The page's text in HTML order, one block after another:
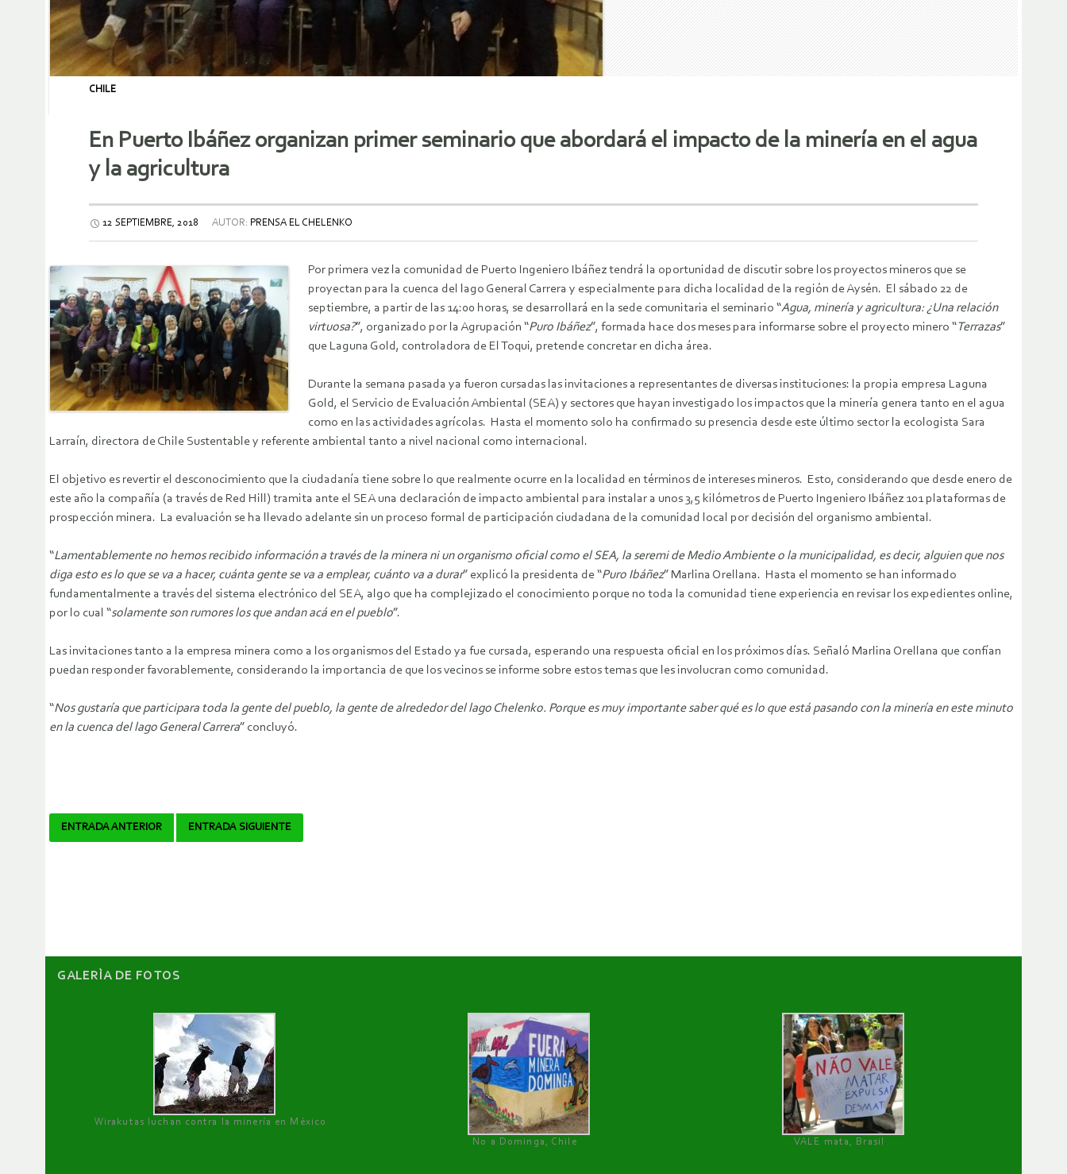
CHILE
En Puerto Ibáñez organizan primer seminario que abordará el impacto de la minería en el agua
y la agricultura
12 SEPTIEMBRE, 2018 AUTOR: PRENSA EL CHELENKO
Por primera vez la comunidad de Puerto Ingeniero Ibáñez tendrá la oportunidad de discutir sobre los proyectos mineros que se
proyectan para la cuenca del lago General Carrera y especialmente para dicha localidad de la región de Aysén. El sábado 22 de
septiembre, a partir de las 14:00 horas, se desarrollará en la sede comunitaria el seminario “Agua, minería y agricultura: ¿Una relación
virtuosa?”, organizado por la Agrupación “Puro Ibáñez”, formada hace dos meses para informarse sobre el proyecto minero “Terrazas”
que Laguna Gold, controladora de El Toqui, pretende concretar en dicha área.
Durante la semana pasada ya fueron cursadas las invitaciones a representantes de diversas instituciones: la propia empresa Laguna
Gold, el Servicio de Evaluación Ambiental (SEA) y sectores que hayan investigado los impactos que la minería genera tanto en el agua
como en las actividades agrícolas. Hasta el momento solo ha confirmado su presencia desde este último sector la ecologista Sara
Larraín, directora de Chile Sustentable y referente ambiental tanto a nivel nacional como internacional.
El objetivo es revertir el desconocimiento que la ciudadanía tiene sobre lo que realmente ocurre en la localidad en términos de intereses mineros. Esto, considerando que desde enero de
este año la compañía (a través de Red Hill) tramita ante el SEA una declaración de impacto ambiental para instalar a unos 3,5 kilómetros de Puerto Ingeniero Ibáñez 101 plataformas de
prospección minera. La evaluación se ha llevado adelante sin un proceso formal de participación ciudadana de la comunidad local por decisión del organismo ambiental.
“Lamentablemente no hemos recibido información a través de la minera ni un organismo oficial como el SEA, la seremi de Medio Ambiente o la municipalidad, es decir, alguienque nos
diga esto es lo que se va a hacer, cuánta gente se va a emplear, cuánto va a durar” explicó la presidenta de “Puro Ibáñez” Marlina Orellana. Hasta el momento se han informado
fundamentalmente a través del sistema electrónico del SEA, algo que ha complejizado el conocimiento porque no toda la comunidad tiene experiencia en revisar los expedientes online,
por lo cual “solamente son rumores los que andan acá en el pueblo”.
Las invitaciones tanto a la empresa minera como a los organismos del Estado ya fue cursada, esperando una respuesta oficial en los próximos días. Señaló Marlina Orellana que confían
puedan responder favorablemente, considerando la importancia de que los vecinos se informe sobre estos temas que les involucran como comunidad.
“Nos gustaría que participara toda la gente del pueblo, la gente dealrededordel lago Chelenko. Porque es muy importante saber qué es lo que está pasando con la minería en este minuto
en la cuenca del lago General Carrera” concluyó.
Navegador
ENTRADA ANTERIOR ENTRADA SIGUIENTE
GALERÌA DE FOTOS
Wirakutas luchan contra la minería en México
No a Dominga, Chile
VALE mata, Brasil